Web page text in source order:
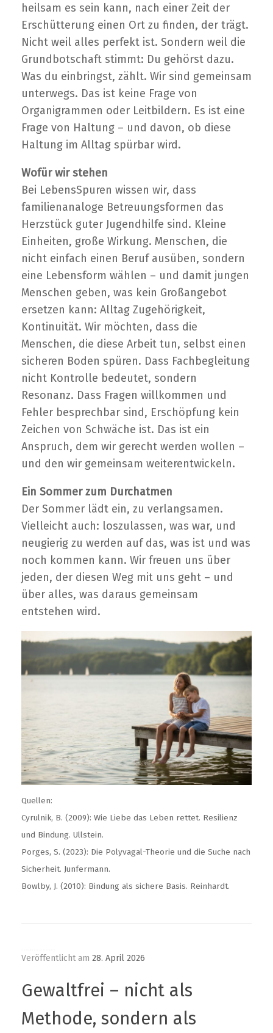
heilsam es sein kann, nach einer Zeit der
Erschütterung einen Ort zu finden, der trägt.
Nicht weil alles perfekt ist. Sondern weil die
Grundbotschaft stimmt: Du gehörst dazu.
Was du einbringst, zählt. Wir sind gemeinsam
unterwegs. Das ist keine Frage von
Organigrammen oder Leitbildern. Es ist eine
Frage von Haltung – und davon, ob diese
Haltung im Alltag spürbar wird.
Wofür wir stehen
Bei LebensSpuren wissen wir, dass
familienanaloge Betreuungsformen das
Herzstück guter Jugendhilfe sind. Kleine
Einheiten, große Wirkung. Menschen, die
nicht einfach einen Beruf ausüben, sondern
eine Lebensform wählen – und damit jungen
Menschen geben, was kein Großangebot
ersetzen kann: Alltag Zugehörigkeit,
Kontinuität. Wir möchten, dass die
Menschen, die diese Arbeit tun, selbst einen
sicheren Boden spüren. Dass Fachbegleitung
nicht Kontrolle bedeutet, sondern
Resonanz. Dass Fragen willkommen und
Fehler besprechbar sind, Erschöpfung kein
Zeichen von Schwäche ist. Das ist ein
Anspruch, dem wir gerecht werden wollen –
und den wir gemeinsam weiterentwickeln.
Ein Sommer zum Durchatmen
Der Sommer lädt ein, zu verlangsamen.
Vielleicht auch: loszulassen, was war, und
neugierig zu werden auf das, was ist und was
noch kommen kann. Wir freuen uns über
jeden, der diesen Weg mit uns geht – und
über alles, was daraus gemeinsam
entstehen wird.
Quellen:
Cyrulnik, B. (2009): Wie Liebe das Leben rettet. Resilienz
und Bindung. Ullstein.
Porges, S. (2023): Die Polyvagal-Theorie und die Suche nach
Sicherheit. Junfermann.
Bowlby, J. (2010): Bindung als sichere Basis. Reinhardt.
Veröffentlicht am 28. April 2026
Gewaltfrei – nicht als
Methode, sondern als